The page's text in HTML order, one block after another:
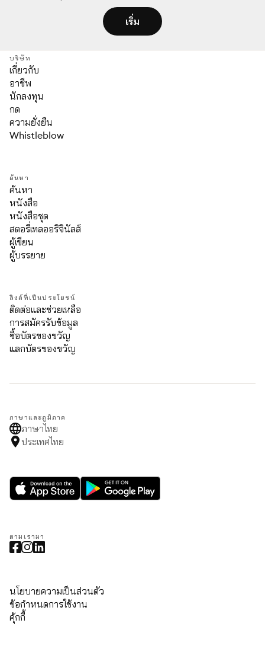
เริ่ม
บริษัท
เกี่ยวกับ
อาชีพ
นักลงทุน
กด
ความยั่งยืน
Whistleblow
ค้นหา
ค้นหา
หนังสือ
หนังสือชุด
สตอรี่เทลออริจินัลส์
ผู้เขียน
ผู้บรรยาย
ลิงค์ที่เป็นประโยชน์
ติดต่อและช่วยเหลือ
การสมัครรับข้อมูล
ซื้อบัตรของขวัญ
แลกบัตรของขวัญ
ภาษาและภูมิภาค
ภาษาไทย
ประเทศไทย
ตามเรามา
นโยบายความเป็นส่วนตัว
ข้อกำหนดการใช้งาน
คุ้กกี้